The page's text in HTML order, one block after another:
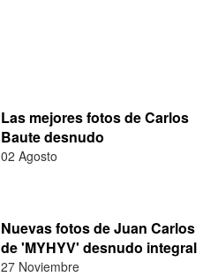
Las mejores fotos de Carlos
Baute desnudo
02 Agosto
Nuevas fotos de Juan Carlos
de 'MYHYV' desnudo integral
27 Noviembre